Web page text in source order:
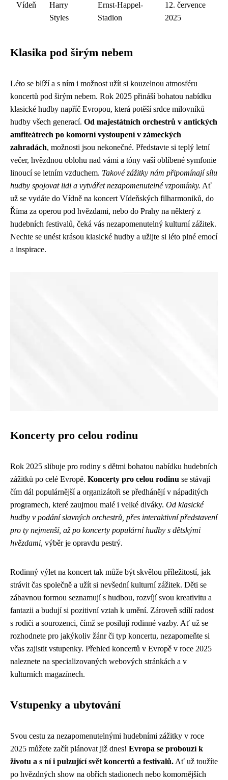
Vídeň
Harry
Styles
Ernst-Happel-
Stadion
12. července
2025
Klasika pod širým nebem
Léto se blíží a s ním i možnost užít si kouzelnou atmosféru
koncertů pod širým nebem. Rok 2025 přináší bohatou nabídku
klasické hudby napříč Evropou, která potěší srdce milovníků
hudby všech generací. Od majestátních orchestrů v antických
amfiteátrech po komorní vystoupení v zámeckých
zahradách, možnosti jsou nekonečné. Představte si teplý letní
večer, hvězdnou oblohu nad vámi a tóny vaší oblíbené symfonie
linoucí se letním vzduchem. Takové zážitky nám připomínají sílu
hudby spojovat lidi a vytvářet nezapomenutelné vzpomínky. Ať
už se vydáte do Vídně na koncert Vídeňských filharmoniků, do
Říma za operou pod hvězdami, nebo do Prahy na některý z
hudebních festivalů, čeká vás nezapomenutelný kulturní zážitek.
Nechte se unést krásou klasické hudby a užijte si léto plné emocí
a inspirace.
Koncerty pro celou rodinu
Rok 2025 slibuje pro rodiny s dětmi bohatou nabídku hudebních
zážitků po celé Evropě. Koncerty pro celou rodinu se stávají
čím dál populárnější a organizátoři se předhánějí v nápaditých
programech, které zaujmou malé i velké diváky. Od klasické
hudby v podání slavných orchestrů, přes interaktivní představení
pro ty nejmenší, až po koncerty populární hudby s dětskými
hvězdami, výběr je opravdu pestrý.
Rodinný výlet na koncert tak může být skvělou příležitostí, jak
strávit čas společně a užít si nevšední kulturní zážitek. Děti se
zábavnou formou seznamují s hudbou, rozvíjí svou kreativitu a
fantazii a budují si pozitivní vztah k umění. Zároveň sdílí radost
s rodiči a sourozenci, čímž se posilují rodinné vazby. Ať už se
rozhodnete pro jakýkoliv žánr či typ koncertu, nezapomeňte si
včas zajistit vstupenky. Přehled koncertů v Evropě v roce 2025
naleznete na specializovaných webových stránkách a v
kulturních magazínech.
Vstupenky a ubytování
Svou cestu za nezapomenutelnými hudebními zážitky v roce
2025 můžete začít plánovat již dnes! Evropa se probouzí k
životu a s ní i pulzující svět koncertů a festivalů. Ať už toužíte
po hvězdných show na obřích stadionech nebo komornějších